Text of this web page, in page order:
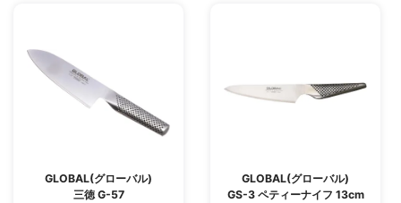
GLOBAL(グローバル)
三徳 G-57
GLOBAL(グローバル)
GS-3 ペティーナイフ 13cm